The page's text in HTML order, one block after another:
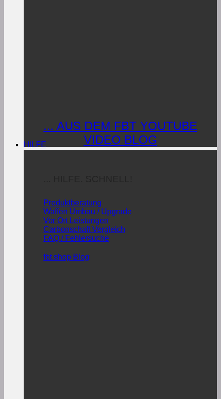
... AUS DEM FBT YOUTUBE
VIDEO BLOG
HILFE
Produktberatung
Waffen Umbau / Upgrade
Vor Ort Leistungen
Carbonschaft Vergleich
FAQ / Fehlersuche
fbt.shop Blog